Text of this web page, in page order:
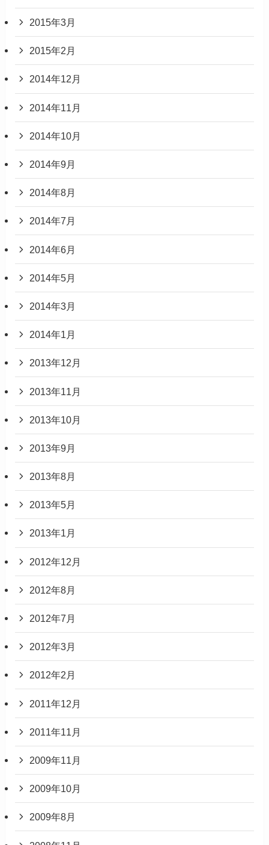
2015年3月
2015年2月
2014年12月
2014年11月
2014年10月
2014年9月
2014年8月
2014年7月
2014年6月
2014年5月
2014年3月
2014年1月
2013年12月
2013年11月
2013年10月
2013年9月
2013年8月
2013年5月
2013年1月
2012年12月
2012年8月
2012年7月
2012年3月
2012年2月
2011年12月
2011年11月
2009年11月
2009年10月
2009年8月